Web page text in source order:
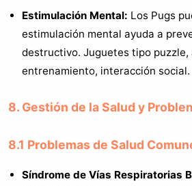
Estimulación Mental: Los Pugs
estimulación mental ayuda a
destructivo. Juguetes tipo puzzle,
entrenamiento, interacción social.
8. Gestión de la Salud y
8.1 Problemas de Salud
Síndrome de Vías Respiratorias